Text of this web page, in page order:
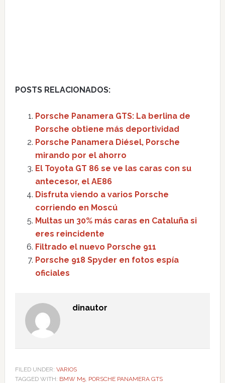
POSTS RELACIONADOS:
Porsche Panamera GTS: La berlina de
Porsche obtiene más deportividad
Porsche Panamera Diésel, Porsche
mirando por el ahorro
El Toyota GT 86 se ve las caras con su
antecesor, el AE86
Disfruta viendo a varios Porsche
corriendo en Moscú
Multas un 30% más caras en Cataluña si
eres reincidente
Filtrado el nuevo Porsche 911
Porsche 918 Spyder en fotos espía
oficiales
dinautor
FILED UNDER: VARIOS
TAGGED WITH: BMW M5, PORSCHE PANAMERA GTS